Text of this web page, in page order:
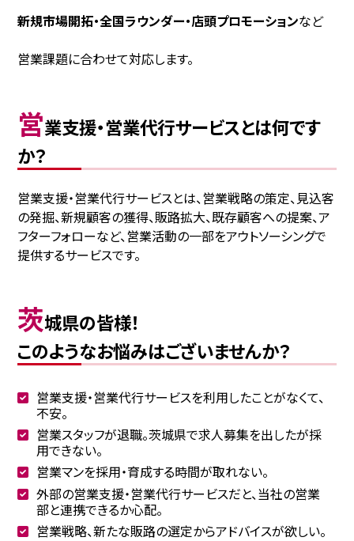
新規市場開拓・全国ラウンダー・店頭プロモーションなど
営業課題に合わせて対応します。
営業支援・営業代行サービスとは何です
か？
営業支援・営業代行サービスとは、営業戦略の策定、見込客
の発掘、新規顧客の獲得、販路拡大、既存顧客への提案、ア
フターフォローなど、営業活動の一部をアウトソーシングで
提供するサービスです。
茨城県の皆様！
このようなお悩みはございませんか？
営業支援・営業代行サービスを利用したことがなくて、
不安。
営業スタッフが退職。茨城県で求人募集を出したが採
用できない。
営業マンを採用・育成する時間が取れない。
外部の営業支援・営業代行サービスだと、当社の営業
部と連携できるか心配。
営業戦略、新たな販路の選定からアドバイスが欲しい。